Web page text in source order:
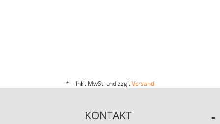
* = Inkl. MwSt. und zzgl.Versand
KONTAKT